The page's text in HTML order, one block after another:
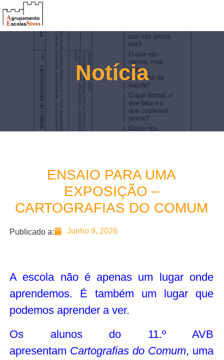
Notícia
ENSAIO PARA UMA
EXPOSIÇÃO –
CARTOGRAFIAS DO COMUM
Publicado a: Junho 9, 2026
A escola não é apenas um lugar onde
aprendemos. É também um lugar que
podemos aprender a ver.
Os alunos do 11.º AVB
apresentam Cartografias do Comum, uma